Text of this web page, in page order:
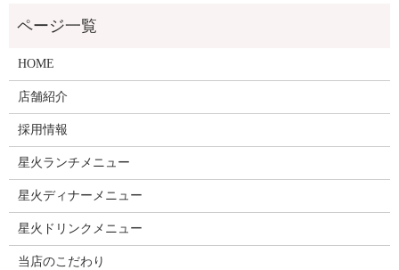
HOME
店舗紹介
採用情報
星火ランチメニュー
星火ディナーメニュー
星火ドリンクメニュー
当店のこだわり